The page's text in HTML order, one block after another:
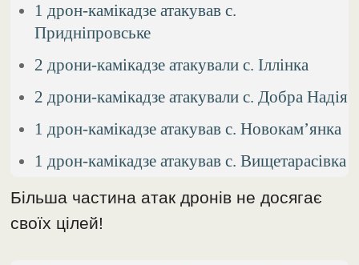
1 дрон-камікадзе атакував с.
Придніпровське
2 дрони-камікадзе атакували с. Іллінка
2 дрони-камікадзе атакували с. Добра Надія
1 дрон-камікадзе атакував с. Новокам’янка
1 дрон-камікадзе атакував с. Вищетарасівка
Більша частина атак дронів не досягає
своїх цілей!